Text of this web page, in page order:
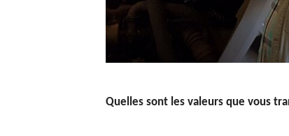
Quelles sont les valeurs que vous